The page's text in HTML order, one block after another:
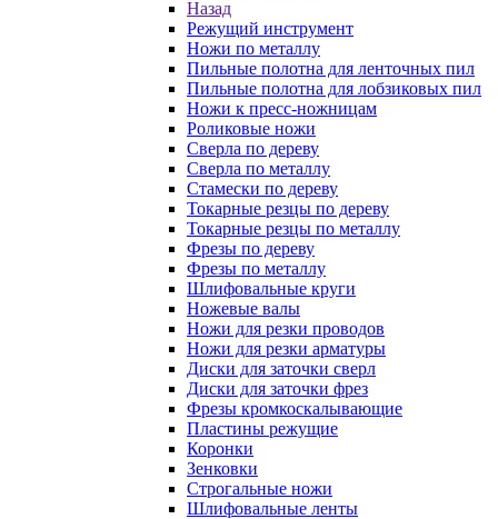
Назад
Режущий инструмент
Ножи по металлу
Пильные полотна для ленточных пил
Пильные полотна для лобзиковых пил
Ножи к пресс-ножницам
Роликовые ножи
Сверла по дереву
Сверла по металлу
Стамески по дереву
Токарные резцы по дереву
Токарные резцы по металлу
Фрезы по дереву
Фрезы по металлу
Шлифовальные круги
Ножевые валы
Ножи для резки проводов
Ножи для резки арматуры
Диски для заточки сверл
Диски для заточки фрез
Фрезы кромкоскалывающие
Пластины режущие
Коронки
Зенковки
Строгальные ножи
Шлифовальные ленты